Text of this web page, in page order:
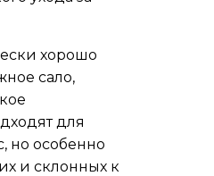
хорошо
сало,
для
но особенно
и склонных к